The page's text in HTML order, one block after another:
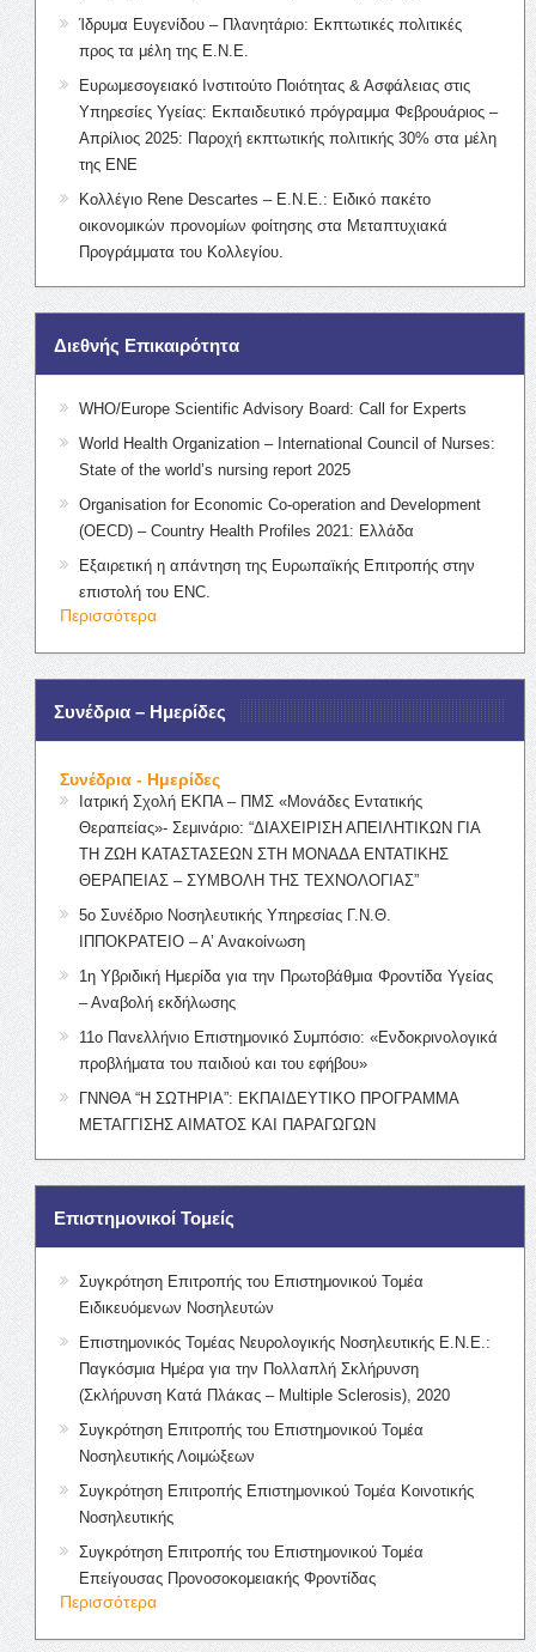
Ίδρυμα Ευγενίδου – Πλανητάριο: Εκπτωτικές πολιτικές
προς τα μέλη της Ε.Ν.Ε.
Ευρωμεσογειακό Ινστιτούτο Ποιότητας & Ασφάλειας στις
Υπηρεσίες Υγείας: Εκπαιδευτικό πρόγραμμα Φεβρουάριος –
Απρίλιος 2025: Παροχή εκπτωτικής πολιτικής 30% στα μέλη
της ΕΝΕ
Κολλέγιο Rene Descartes – Ε.Ν.Ε.: Ειδικό πακέτο
οικονομικών προνομίων φοίτησης στα Μεταπτυχιακά
Προγράμματα του Κολλεγίου.
Διεθνής Επικαιρότητα
WHO/Europe Scientific Advisory Board: Call for Experts
World Health Organization – International Council of Nurses:
State of the world’s nursing report 2025
Organisation for Economic Co-operation and Development
(OECD) – Country Health Profiles 2021: Ελλάδα
Εξαιρετική η απάντηση της Ευρωπαϊκής Επιτροπής στην
επιστολή του ENC.
Περισσότερα
Συνέδρια – Ημερίδες
Συνέδρια - Ημερίδες
Ιατρική Σχολή ΕΚΠΑ – ΠΜΣ «Μονάδες Εντατικής
Θεραπείας»- Σεμινάριο: “ΔΙΑΧΕΙΡΙΣΗ ΑΠΕΙΛΗΤΙΚΩΝ ΓΙΑ
ΤΗ ΖΩΗ ΚΑΤΑΣΤΑΣΕΩΝ ΣΤΗ ΜΟΝΑΔΑ ΕΝΤΑΤΙΚΗΣ
ΘΕΡΑΠΕΙΑΣ – ΣΥΜΒΟΛΗ ΤΗΣ ΤΕΧΝΟΛΟΓΙΑΣ”
5ο Συνέδριο Νοσηλευτικής Υπηρεσίας Γ.Ν.Θ.
ΙΠΠΟΚΡΑΤΕΙΟ – Α’ Ανακοίνωση
1η Υβριδική Ημερίδα για την Πρωτοβάθμια Φροντίδα Υγείας
– Αναβολή εκδήλωσης
11ο Πανελλήνιο Επιστημονικό Συμπόσιο: «Ενδοκρινολογικά
προβλήματα του παιδιού και του εφήβου»
ΓΝΝΘΑ “Η ΣΩΤΗΡΙΑ”: ΕΚΠΑΙΔΕΥΤΙΚΟ ΠΡΟΓΡΑΜΜΑ
ΜΕΤΑΓΓΙΣΗΣ ΑΙΜΑΤΟΣ ΚΑΙ ΠΑΡΑΓΩΓΩΝ
Επιστημονικοί Τομείς
Συγκρότηση Επιτροπής του Επιστημονικού Τομέα
Ειδικευόμενων Νοσηλευτών
Επιστημονικός Τομέας Νευρολογικής Νοσηλευτικής Ε.Ν.Ε.:
Παγκόσμια Ημέρα για την Πολλαπλή Σκλήρυνση
(Σκλήρυνση Κατά Πλάκας – Multiple Sclerosis), 2020
Συγκρότηση Επιτροπής του Επιστημονικού Τομέα
Νοσηλευτικής Λοιμώξεων
Συγκρότηση Επιτροπής Επιστημονικού Τομέα Κοινοτικής
Νοσηλευτικής
Συγκρότηση Επιτροπής του Επιστημονικού Τομέα
Επείγουσας Προνοσοκομειακής Φροντίδας
Περισσότερα